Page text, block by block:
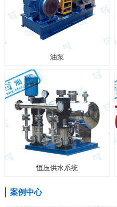
油泵
恒压供水系统
案例中心